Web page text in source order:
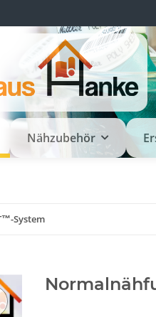
Nähzubehör
System